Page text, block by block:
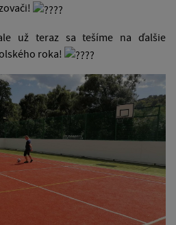
už teraz sa tešíme na ďalšie
roka!